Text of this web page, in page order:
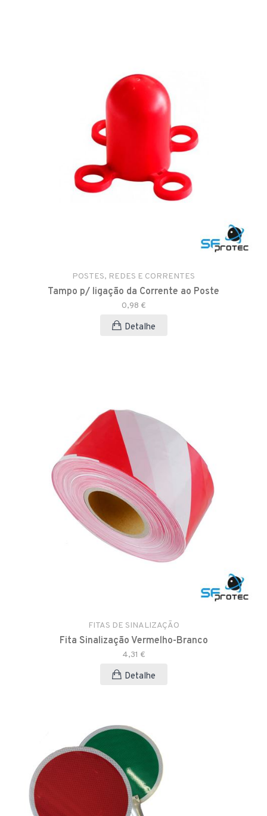
POSTES, REDES E CORRENTES
Tampo p/ ligação da Corrente ao Poste
0,98 €
Detalhe
FITAS DE SINALIZAÇÃO
Fita Sinalização Vermelho-Branco
4,31 €
Detalhe